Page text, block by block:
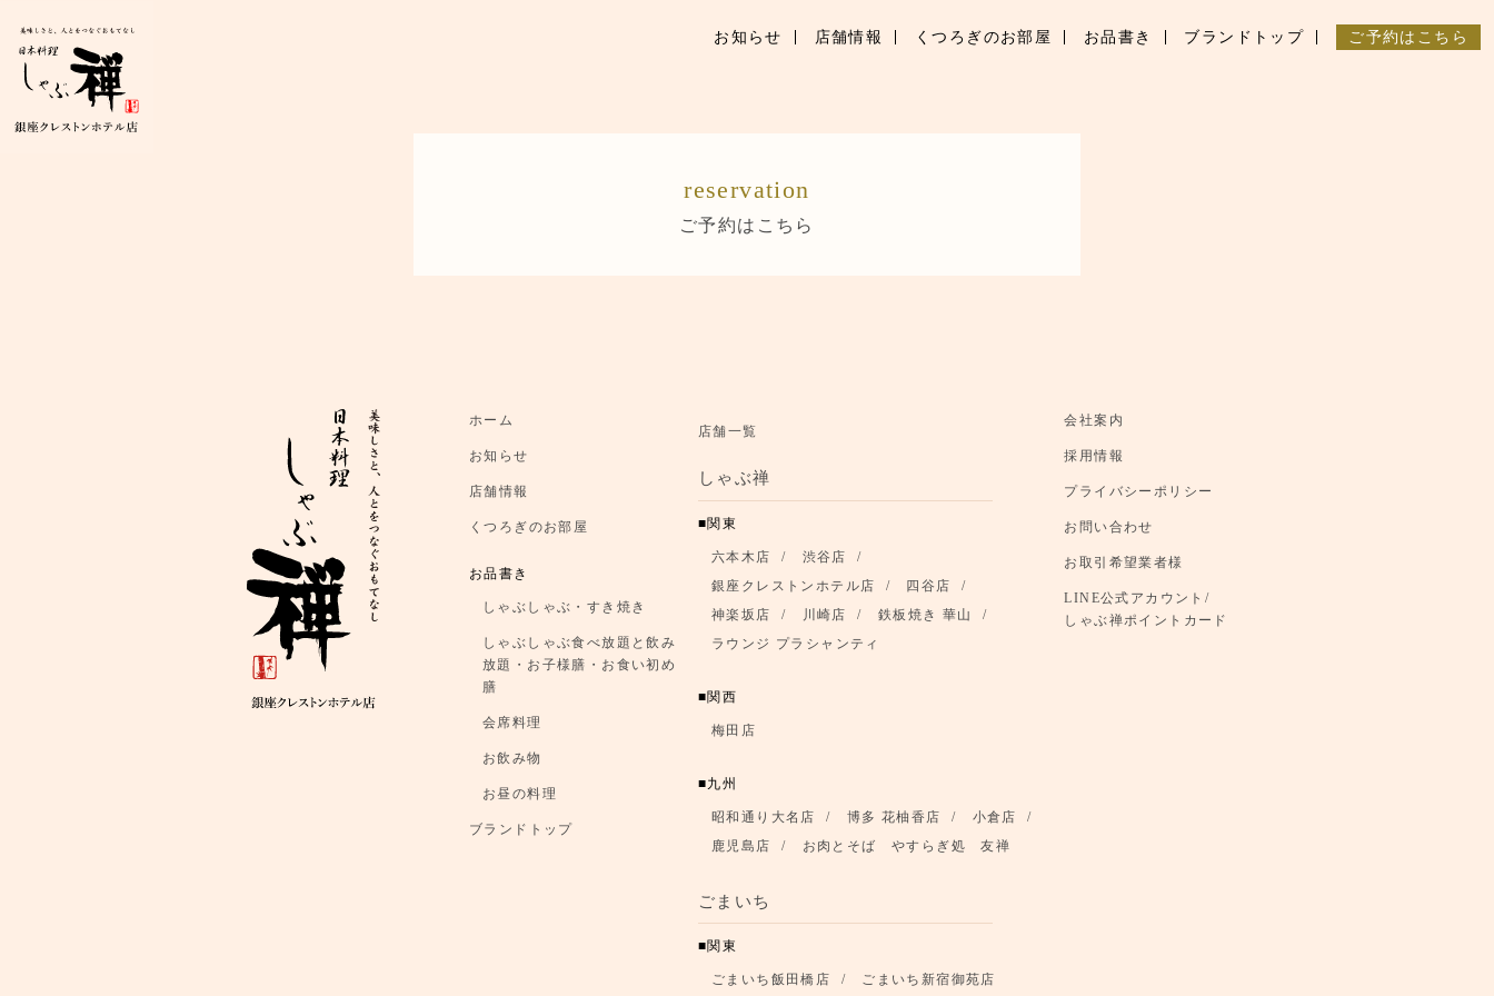
くつろぎのお部屋
お知らせ 店舗情報 くつろぎのお部屋 お品書き ブランドトップ ご予約はこちら
reservation
ご予約はこちら
ホーム
お知らせ
店舗情報
くつろぎのお部屋
お品書き
しゃぶしゃぶ・すき焼き
しゃぶしゃぶ食べ放題と飲み
放題・お子様膳・お食い初め
膳
会席料理
お飲み物
お昼の料理
ブランドトップ
店舗一覧
しゃぶ禅
関東
六本木店
渋谷店
銀座クレストンホテル店
四谷店
神楽坂店
川崎店
鉄板焼き 華山
ラウンジ プラシャンティ
関西
梅田店
九州
昭和通り大名店 博多 花柚香店
小倉店
鹿児島店
お肉とそば やすらぎ処 友禅
ごまいち
関東
ごまいち飯田橋店 ごまいち新宿御苑店
会社案内
採用情報
プライバシーポリシー
お問い合わせ
お取引希望業者様
LINE公式アカウント/
しゃぶ禅ポイントカード